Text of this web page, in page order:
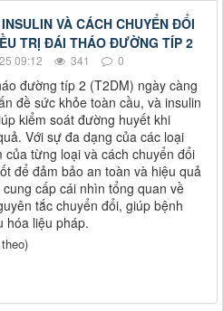
VÀ CÁCH CHUYỂN ĐỔI
TRỊ ĐÁI THÁO ĐƯỜNG TÍP 2
09:12 341 0
đường típ 2 (T2DM) ngày càng
đề sức khỏe toàn cầu, và insulin
kiểm soát đường huyết khi
Với sự đa dạng của các loại
từng loại và cách chuyển đổi
để đảm bảo an toàn và hiệu quả
cấp cái nhìn tổng quan về
tắc chuyển đổi, giúp bệnh
hóa liệu pháp.